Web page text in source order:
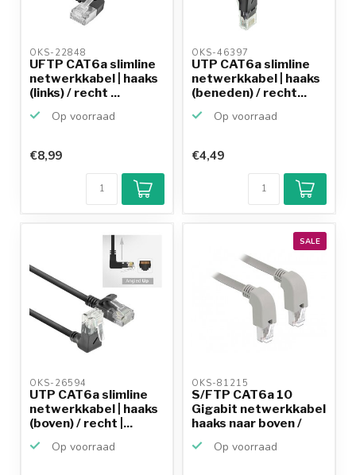
OKS-22848
UFTP CAT6a slimline
netwerkkabel | haaks
(links) / recht ...
Op voorraad
€8,99
OKS-46397
UTP CAT6a slimline
netwerkkabel | haaks
(beneden) / recht...
Op voorraad
€4,49
OKS-26594
UTP CAT6a slimline
netwerkkabel | haaks
(boven) / recht |...
Op voorraad
SALE
OKS-81215
S/FTP CAT6a 10
Gigabit netwerkkabel
haaks naar boven /
Op voorraad